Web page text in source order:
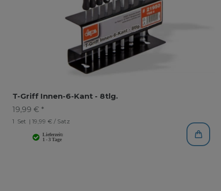
T-Griff Innen-6-Kant - 8tlg.
19,99 € *
1 Set | 19,99 € / Satz